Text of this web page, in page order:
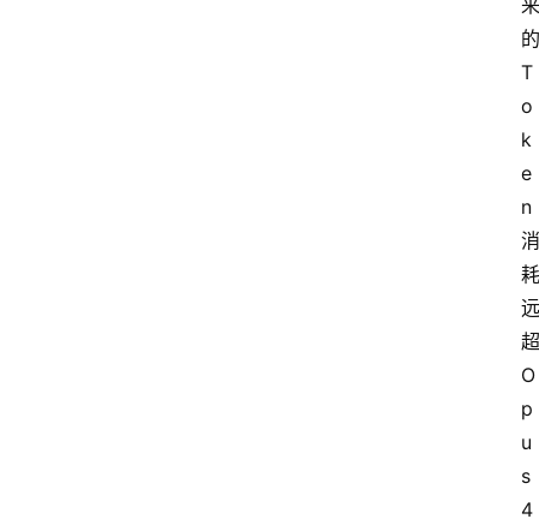
来
的
T
o
k
e
n
消
耗
远
超
O
p
u
s
4